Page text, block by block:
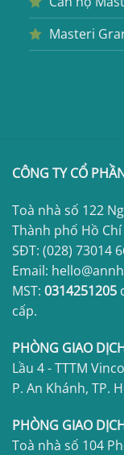
Masteri
CÔNG TY CỔ
Toà nhà số 122
Thành phố Hồ
SĐT: (028) 73014
Email:
MST: 0314251205
cấp.
PHÒNG GIAO
Lầu 4 - TTTM
P. An Khánh, TP.
PHÒNG GIAO
Toà nhà số 104